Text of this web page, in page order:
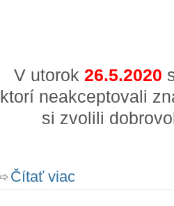
V utorok 26.5.2020
ktorí neakceptovali
si zvolili
Čítať viac